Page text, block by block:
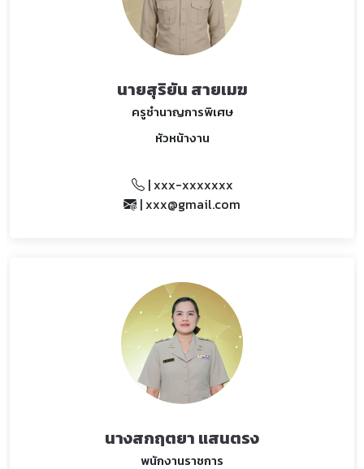
นายสุริยัน สายเมฆ
ครูชำนาญการพิเศษ
หัวหน้างาน
| xxx-xxxxxxx
| xxx@gmail.com
นางสกฤตยา แสนตรง
พนักงานราชการ